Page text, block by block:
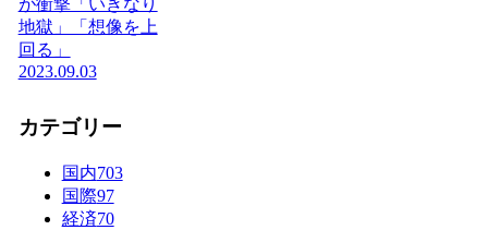
が衝撃「いきなり
地獄」「想像を上
回る」
2023.09.03
カテゴリー
国内703
国際97
経済70